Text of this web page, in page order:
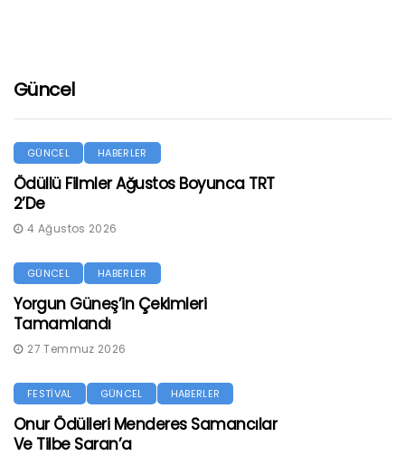
Güncel
GÜNCEL HABERLER
Ödüllü Filmler Ağustos Boyunca TRT
2’de
4 Ağustos 2026
GÜNCEL HABERLER
Yorgun Güneş’in Çekimleri
Tamamlandı
27 Temmuz 2026
FESTİVAL GÜNCEL HABERLER
Onur Ödülleri Menderes Samancılar
Ve Tilbe Saran’a